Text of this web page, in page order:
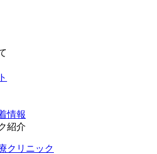
情報
紹介
クリニック